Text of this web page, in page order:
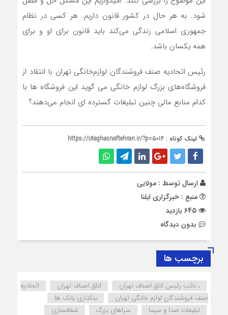
شود. به هر حال در کشور قانون داریم. هر کسی در نظام
جمهوری اسلامی زندگی می‌کند باید قانون برای او و برای
همه یکسان باشد.
رئیس اتحادیه صنف فروشندگان لوازم‌خانگی تهران با انتقاد از
فروشگاه‌های بزرگ لوازم خانگی می گوید این فروشگاه ها با
کدام منابع مالی چنین تبلیغات گسترده ای انجام می‌دهند؟
لینک کوتاه : https://otaghasnaftehran.ir/?p=5014
ارسال توسط : مولایی
منبع : خبرگزاری ایلنا
بدون دیدگاه
برچسب ها
، نائب رئیس اتاق اصناف تهران اتاق اصناف تهران
اتحادیه
صنف فروشندگان لوازم خانگی تهران
بنکداری بانک ها
تبلیغات صدا و سیما
سراهای بزرگ شفا‎ف‎سازی